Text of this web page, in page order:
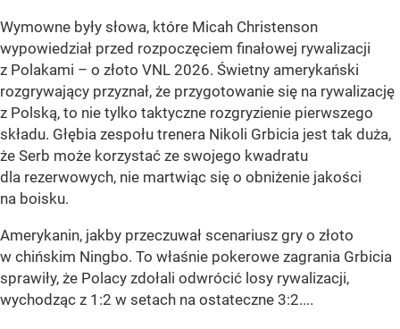
Wymowne były słowa, które Micah Christenson
wypowiedział przed rozpoczęciem finałowej rywalizacji
z Polakami – o złoto VNL 2026. Świetny amerykański
rozgrywający przyznał, że przygotowanie się na rywalizację
z Polską, to nie tylko taktyczne rozgryzienie pierwszego
składu. Głębia zespołu trenera Nikoli Grbicia jest tak duża,
że Serb może korzystać ze swojego kwadratu
dla rezerwowych, nie martwiąc się o obniżenie jakości
na boisku.
Amerykanin, jakby przeczuwał scenariusz gry o złoto
w chińskim Ningbo. To właśnie pokerowe zagrania Grbicia
sprawiły, że Polacy zdołali odwrócić losy rywalizacji,
wychodząc z 1:2 w setach na ostateczne 3:2....